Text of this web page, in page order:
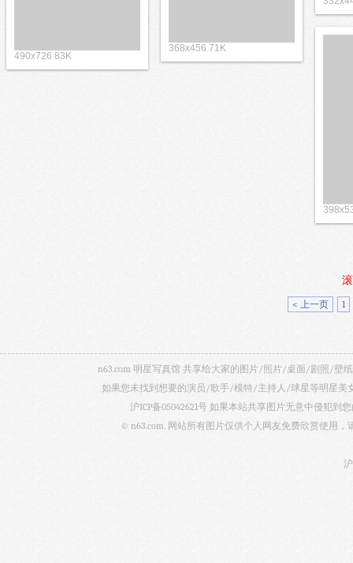
490x726 83K
368x456 71K
< 上一页 1
n63.com 明星写真馆 共享给大家的图片/照片/桌面/剧照/壁
如果您未找到想要的演员/歌手/模特/主持人/球星等明星美
沪ICP备05042621号 如果本站共享图片无意中侵犯到
© n63.com. 网站所有图片仅供个人网友免费欣赏使用